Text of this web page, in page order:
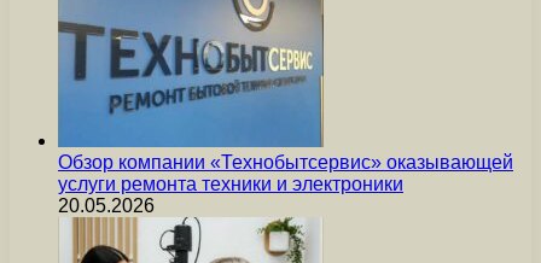
Обзор компании «Технобытсервис» оказывающей
услуги ремонта техники и электроники
20.05.2026